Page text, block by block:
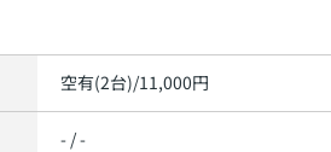
空有(2台)/11,000円
- / -